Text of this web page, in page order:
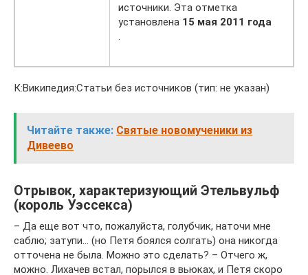
источники. Эта отметка
установлена 15 мая 2011 года
К:Википедия:Статьи без источников (тип: не указан)
Читайте также: Святые новомученики из
Дивеево
Отрывок, характеризующий Этельвульф
(король Уэссекса)
– Да еще вот что, пожалуйста, голубчик, наточи мне
саблю; затупи… (но Петя боялся солгать) она никогда
отточена не была. Можно это сделать? – Отчего ж,
можно. Лихачев встал, порылся в вьюках, и Петя скоро